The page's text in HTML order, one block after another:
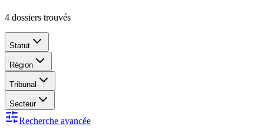
4 dossiers trouvés
Statut
Région
Tribunal
Secteur
Recherche avancée